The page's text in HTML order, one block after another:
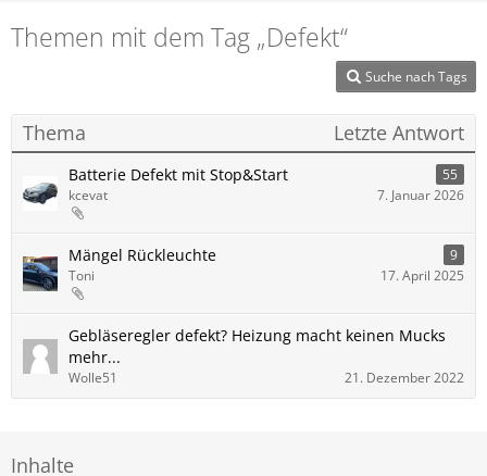
Themen mit dem Tag „Defekt“
Suche nach Tags
Thema Letzte Antwort
Batterie Defekt mit Stop&Start
55
kcevat
7. Januar 2026
Mängel Rückleuchte
9
Toni
17. April 2025
Gebläseregler defekt? Heizung macht keinen Mucks
mehr...
Wolle51 21. Dezember 2022
Inhalte